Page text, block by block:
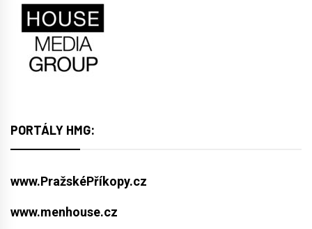
PORTÁLY HMG:
www.PražskéPříkopy.cz
www.menhouse.cz